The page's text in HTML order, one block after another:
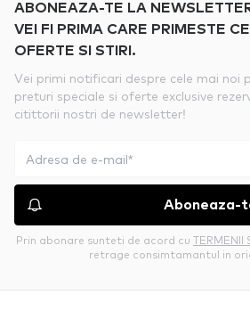
ABONEAZA-TE LA
VEI FI PRIMA CARE PRIMESTE
OFERTE SI STIRI.
Vei primi notificari despre cele mai noi
preturi speciale si oferte exclusive
citittorii nostri de newsletter!
Aboneaza-
Prin abonare sunteti de acord cu TERMENII
retrage consimtamantul in